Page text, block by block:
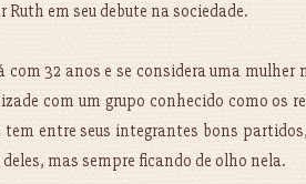
Ruth em seu debute na sociedade.
com 32 anos e se considera uma
com um grupo conhecido como os
tem entre seus integrantes bons
mas sempre ficando de olho nela.